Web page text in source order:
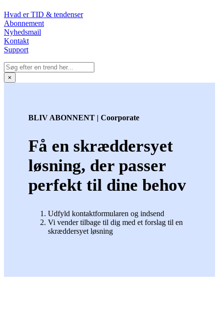
Hvad er TID & tendenser
Abonnement
Nyhedsmail
Kontakt
Support
×
BLIV ABONNENT | Coorporate
Få en skræddersyet
løsning, der passer
perfekt til dine behov
Udfyld kontaktformularen og indsend
Vi vender tilbage til dig med et forslag til en
skræddersyet løsning